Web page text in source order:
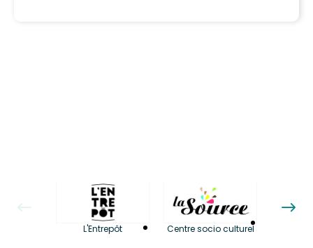
L'Entrepôt Centre socio culturel